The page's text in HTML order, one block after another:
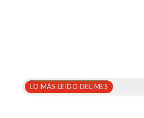
LO MÁS LEÍDO DEL MES